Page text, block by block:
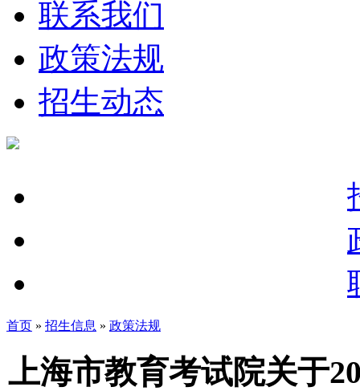
联系我们
政策法规
招生动态
首页 » 招生信息 » 政策法规
上海市教育考试院关于